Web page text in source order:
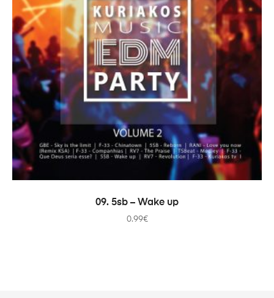
ADICIONAR
09. 5sb – Wake up
0.99€